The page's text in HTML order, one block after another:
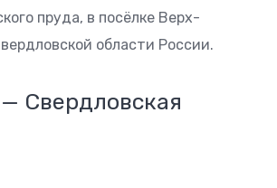
пруда, в посёлке Верх-
области России.
Свердловская